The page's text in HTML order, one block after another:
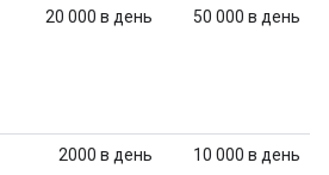
20 000 в день 50 000 в день
2000 в день 10 000 в день